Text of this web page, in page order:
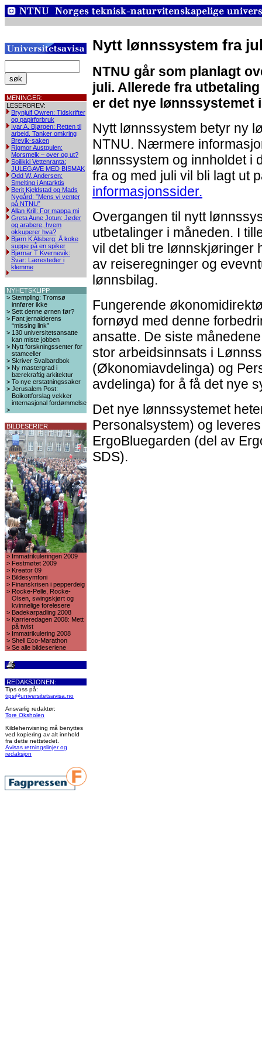
MENINGER:
LESERBREV:
Brynjulf Owren: Tidskrifter
og papirforbruk
Ivar A. Bjørgen: Retten til
arbeid. Tanker omkring
Brevik-saken
Rigmor Austgulen:
Morsmelk – over og ut?
Soilikki Vettenranta:
JULEGAVE MED BISMAK
Odd W. Andersen:
Smelting i Antarktis
Berit Kjeldstad og Mads
Nygård: ”Mens vi venter
på NTNU”
Allan Krill: For mappa mi
Greta Aune Jotun: Jøder
og arabere, hvem
okkuperer hva?
Bjørn K Alsberg: Å koke
suppe på en spiker
Bjørnar T Kvernevik:
Svar: Læresteder i
klemme
NYHETSKLIPP
> Stempling: Tromsø
innfører ikke
> Sett denne ørnen før?
> Fant jernalderens
“missing link”
> 130 universitetsansatte
kan miste jobben
> Nytt forskningssenter for
stamceller
> Skriver Svalbardbok
> Ny mastergrad i
bærekraftig arkitektur
> To nye erstatningssaker
> Jerusalem Post:
Boikottforslag vekker
internasjonal fordømmelse
>
BILDESERIER
> Immatrikuleringen 2009
> Festmøtet 2009
> Kreator 09
> Bildesymfoni
> Finanskrisen i pepperdeig
> Rocke-Pelle, Rocke-
Olsen, swingskjørt og
kvinnelige forelesere
> Badekarpadling 2008
> Karrieredagen 2008: Mett
på twist
> Immatrikulering 2008
> Shell Eco-Marathon
> Se alle bildeseriene
REDAKSJONEN:
Tips oss på:
tips@universitetsavisa.no
Ansvarlig redaktør:
Tore Oksholen
Kildehenvisning må benyttes
ved kopiering av alt innhold
fra dette nettstedet.
Avisas retningslinjer og
redaksjon
Nytt lønnssystem fra
NTNU går som planlagt
juli. Allerede fra
er det nye lønnssystemet
Nytt lønnssystem betyr ny
NTNU. Nærmere
lønnssystem og innholdet i
fra og med juli vil bli lagt ut
informasjonssider.
Overgangen til nytt
utbetalinger i måneden. I
vil det bli tre lønnskjøringer
av reiseregninger og
lønnsbilag.
Fungerende
fornøyd med denne
ansatte. De siste
stor arbeidsinnsats i
(Økonomiavdelinga) og
avdelinga) for å få det nye
Det nye lønnssystemet
Personalsystem) og
ErgoBluegarden (del av
SDS).